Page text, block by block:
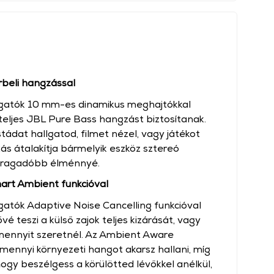
hangzással
10 mm-es dinamikus meghajtókkal
JBL Pure Bass hangzást biztosítanak.
hallgatod, filmet nézel, vagy játékot
átalakítja bármelyik eszköz sztereó
élménnyé.
Ambient funkcióval
Adaptive Noise Cancelling funkcióval
teszi a külső zajok teljes kizárását, vagy
szeretnél. Az Ambient Aware
környezeti hangot akarsz hallani, míg
beszélgess a körülötted lévőkkel anélkül,